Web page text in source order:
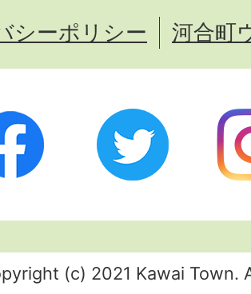
Twitter
シーポリシー 河合町
(c) 2021 Kawai Town.